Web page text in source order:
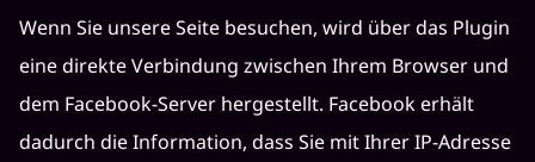
Wenn Sie unsere Seite besuchen, wird über das Plugin
eine direkte Verbindung zwischen Ihrem Browser und
dem Facebook-Server hergestellt. Facebook erhält
dadurch die Information, dass Sie mit Ihrer IP-Adresse